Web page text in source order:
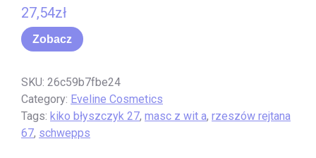
27,54zł
Zobacz
SKU: 26c59b7fbe24
Category: Eveline Cosmetics
Tags: kiko błyszczyk 27, masc z wit a, rzeszów rejtana
67, schwepps